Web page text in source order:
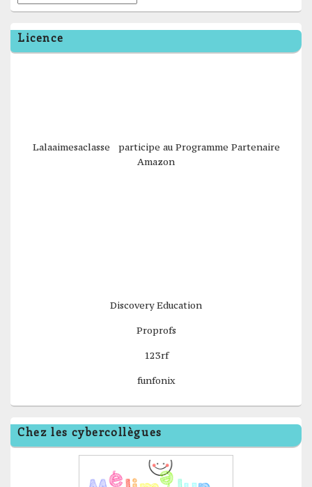
Licence
Lalaaimesaclasse participe au Programme Partenaire
Amazon
Discovery Education
Proprofs
123rf
funfonix
Chez les cybercollègues